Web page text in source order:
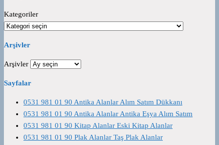
Kategoriler
Arşivler
Arşivler
Sayfalar
0531 981 01 90 Antika Alanlar Alım Satım Dükkanı
0531 981 01 90 Antika Alanlar Antika Eşya Alım Satım
0531 981 01 90 Kitap Alanlar Eski Kitap Alanlar
0531 981 01 90 Plak Alanlar Taş Plak Alanlar